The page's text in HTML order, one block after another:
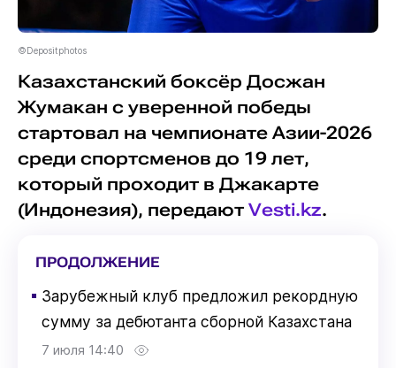
©Depositphotos
Казахстанский боксёр Досжан
Жумакан с уверенной победы
стартовал на чемпионате Азии-2026
среди спортсменов до 19 лет,
который проходит в Джакарте
(Индонезия), передают Vesti.kz.
ПРОДОЛЖЕНИЕ
▪ Зарубежный клуб предложил рекордную
сумму за дебютанта сборной Казахстана
7 июля 14:40